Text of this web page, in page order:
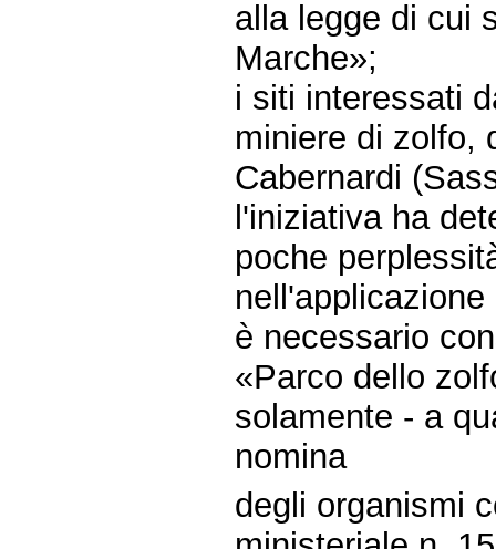
alla legge di cui
Marche»;
i siti interessati
miniere di zolfo,
Cabernardi
l'iniziativa ha
poche
è necessario
«Parco dello
solamente - a
nomina
degli organismi